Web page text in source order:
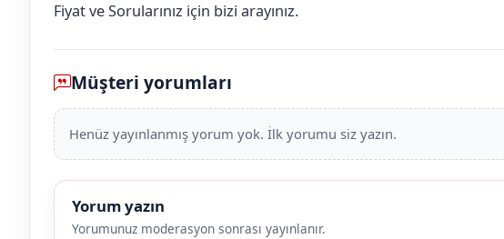
Fiyat ve Sorularınız için bizi arayınız.
Müşteri yorumları
Henüz yayınlanmış yorum yok. İlk yorumu siz yazın.
Yorum yazın
Yorumunuz moderasyon sonrası yayınlanır.